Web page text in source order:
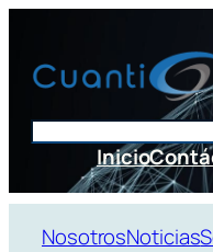
contenido
Buscar
Inicio
NosotrosNoticias